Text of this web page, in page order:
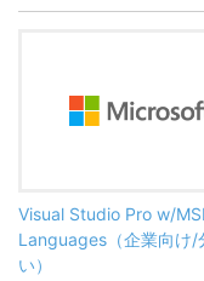
Visual Studio Pro w/
Languages（企業向け/
い）